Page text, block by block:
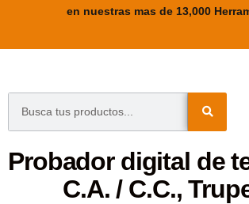
en nuestras mas de 13,000
Probador digital de
C.A. / C.C.,